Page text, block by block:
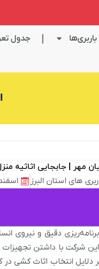
جدول
های استان البرز اسفند 15,
دقیق و نیروی
شرکت با داشتن
دلایل انتخاب اثاث